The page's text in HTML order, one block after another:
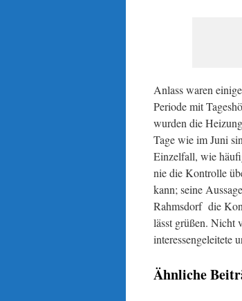
Anlass waren
Periode mit
wurden die
Tage wie im Juni
Einzelfall, wie
nie die Kontrolle
kann; seine
Rahmsdorf die
lässt grüßen. Nicht
interessengeleitete
Ähnliche